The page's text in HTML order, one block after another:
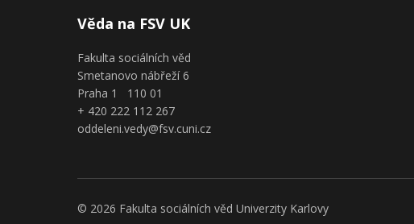
Věda na FSV UK
Fakulta sociálních věd
Smetanovo nábřeží 6
Praha 1 110 01
+ 420 222 112 267
oddeleni.vedy@fsv.cuni.cz
© 2026 Fakulta sociálních věd Univerzity Karlovy